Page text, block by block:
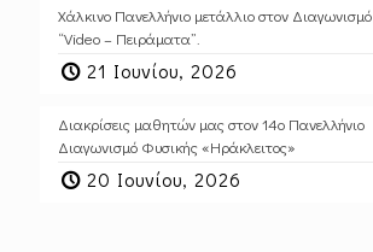
Χάλκινο Πανελλήνιο μετάλλιο στον Διαγωνισμό
“Video – Πειράματα”.
21 Ιουνίου, 2026
Διακρίσεις μαθητών μας στον 14ο Πανελλήνιο
Διαγωνισμό Φυσικής «Ηράκλειτος»
20 Ιουνίου, 2026